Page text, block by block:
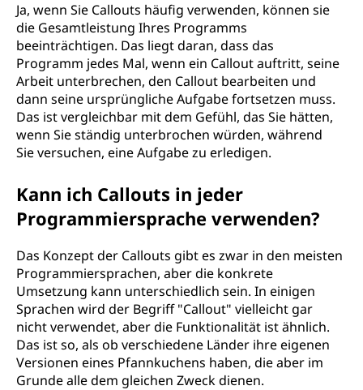
Ja, wenn Sie Callouts häufig verwenden, können sie
die Gesamtleistung Ihres Programms
beeinträchtigen. Das liegt daran, dass das
Programm jedes Mal, wenn ein Callout auftritt, seine
Arbeit unterbrechen, den Callout bearbeiten und
dann seine ursprüngliche Aufgabe fortsetzen muss.
Das ist vergleichbar mit dem Gefühl, das Sie hätten,
wenn Sie ständig unterbrochen würden, während
Sie versuchen, eine Aufgabe zu erledigen.
Kann ich Callouts in jeder
Programmiersprache verwenden?
Das Konzept der Callouts gibt es zwar in den meisten
Programmiersprachen, aber die konkrete
Umsetzung kann unterschiedlich sein. In einigen
Sprachen wird der Begriff "Callout" vielleicht gar
nicht verwendet, aber die Funktionalität ist ähnlich.
Das ist so, als ob verschiedene Länder ihre eigenen
Versionen eines Pfannkuchens haben, die aber im
Grunde alle dem gleichen Zweck dienen.